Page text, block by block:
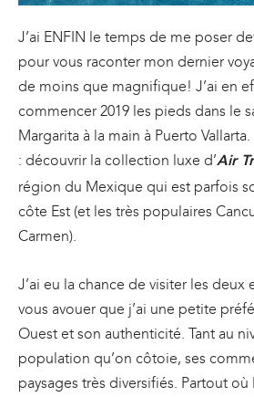
J’ai ENFIN le temps de me poser
pour vous raconter mon dernier
de moins que magnifique! J’ai en
commencer 2019 les pieds dans le
Margarita à la main à Puerto
: découvrir la collection luxe d’Air
région du Mexique qui est parfois
côte Est (et les très populaires
Carmen).
J’ai eu la chance de visiter les deux
vous avouer que j’ai une petite
Ouest et son authenticité. Tant au
population qu’on côtoie, ses
paysages très diversifiés. Partout où